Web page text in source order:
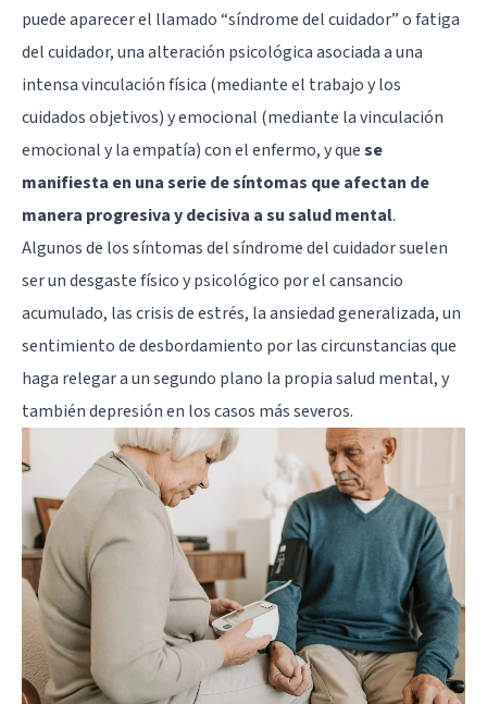
puede aparecer el llamado “síndrome del cuidador” o fatiga
del cuidador, una alteración psicológica asociada a una
intensa vinculación física (mediante el trabajo y los
cuidados objetivos) y emocional (mediante la vinculación
emocional y la empatía) con el enfermo, y quese
manifiesta en una serie de síntomas que afectan de
manera progresiva y decisiva a su salud mental.
Algunos de los síntomas del síndrome del cuidador suelen
ser un desgaste físico y psicológico por el cansancio
acumulado, las crisis de estrés, la ansiedad generalizada, un
sentimiento de desbordamiento por las circunstancias que
haga relegar a un segundo plano la propia salud mental, y
también depresión en los casos más severos.